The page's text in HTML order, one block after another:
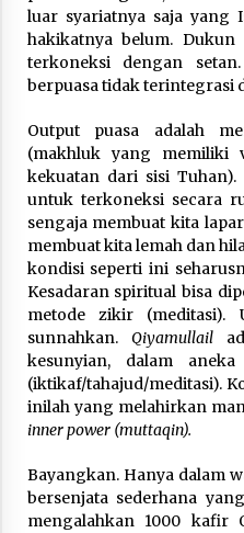
luar syariatnya saja yang
hakikatnya belum. Dukun
terkoneksi dengan
berpuasa tidak terintegrasi
Output puasa adalah
(makhluk yang memiliki
kekuatan dari sisi Tuhan).
untuk terkoneksi secara
sengaja membuat kita
membuat kita lemah dan
kondisi seperti ini
Kesadaran spiritual bisa
metode zikir
sunnahkan. Qiyamullail
kesunyian, dalam
(iktikaf/tahajud/meditasi).
inilah yang melahirkan
inner power (muttaqin).
Bayangkan. Hanya dalam
bersenjata sederhana
mengalahkan 1000 kafir